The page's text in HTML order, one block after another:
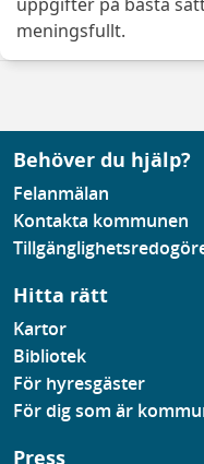
meningsfullt.
Behöver du hjälp?
Felanmälan
Kontakta kommunen
Hitta rätt
Kartor
Bibliotek
För hyresgäster
För dig som är
Press